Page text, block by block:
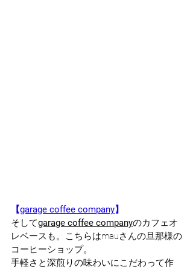
【garage coffee company】
そしてgarage coffee companyのカフェオ
レベースも。こちらはmauさんの旦那様の
コーヒーショップ。
手軽さと深煎りの味わいにこだわって作